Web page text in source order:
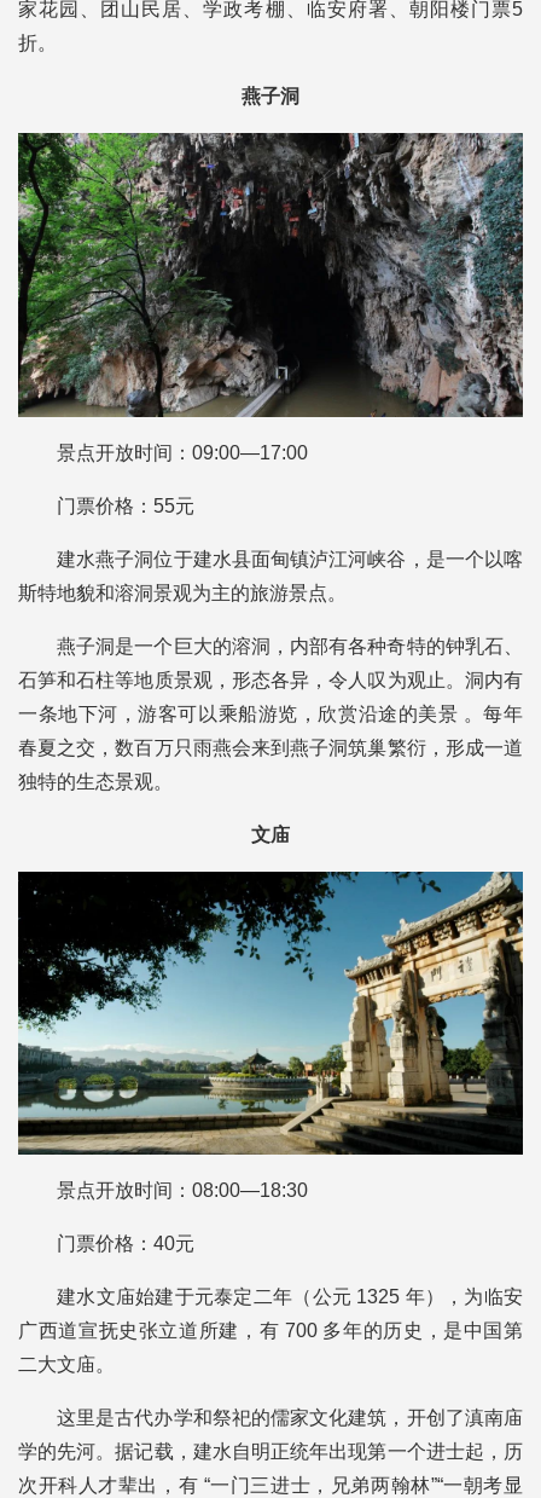
家花园、团山民居、学政考棚、临安府署、朝阳楼门票5
折。
燕子洞
景点开放时间：09:00—17:00
门票价格：55元
建水燕子洞位于建水县面甸镇泸江河峡谷，是一个以喀
斯特地貌和溶洞景观为主的旅游景点。
燕子洞是一个巨大的溶洞，内部有各种奇特的钟乳石、
石笋和石柱等地质景观，形态各异，令人叹为观止。洞内有
一条地下河，游客可以乘船游览，欣赏沿途的美景 。每年
春夏之交，数百万只雨燕会来到燕子洞筑巢繁衍，形成一道
独特的生态景观。
文庙
景点开放时间：08:00—18:30
门票价格：40元
建水文庙始建于元泰定二年（公元 1325 年），为临安
广西道宣抚史张立道所建，有 700 多年的历史，是中国第
二大文庙。
这里是古代办学和祭祀的儒家文化建筑，开创了滇南庙
学的先河。据记载，建水自明正统年出现第一个进士起，历
次开科人才辈出，有 “一门三进士，兄弟两翰林”“一朝考显